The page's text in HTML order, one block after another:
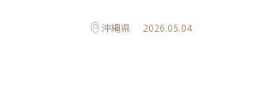
沖縄県 2026.05.04